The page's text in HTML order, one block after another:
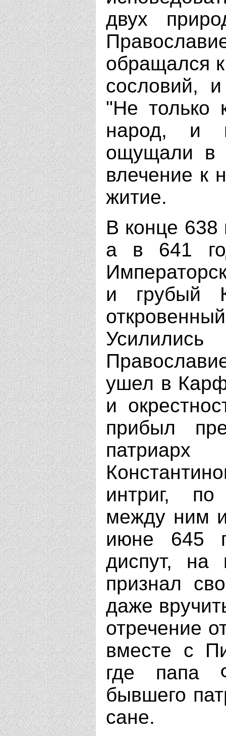
двух
обращался
сословий,
"Не только
народ, и
ощущали в
влечение к
житие.
В конце 638
а в 641
и грубый
ушел в
и
прибыл
интриг,
между ним
июне 645
диспут, на
признал
даже
отречение
вместе с
где папа
бывшего
сане.